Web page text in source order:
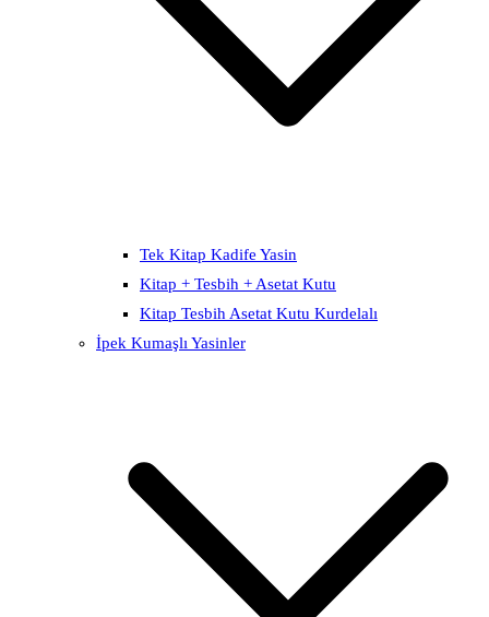
Tek Kitap Kadife Yasin
Kitap + Tesbih + Asetat Kutu
Kitap Tesbih Asetat Kutu Kurdelalı
İpek Kumaşlı Yasinler